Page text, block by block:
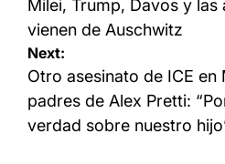
de
entradas
Milei, Trump, Davos y
vienen de Auschwitz
Next:
Otro asesinato de ICE en
padres de Alex Pretti:
verdad sobre nuestro